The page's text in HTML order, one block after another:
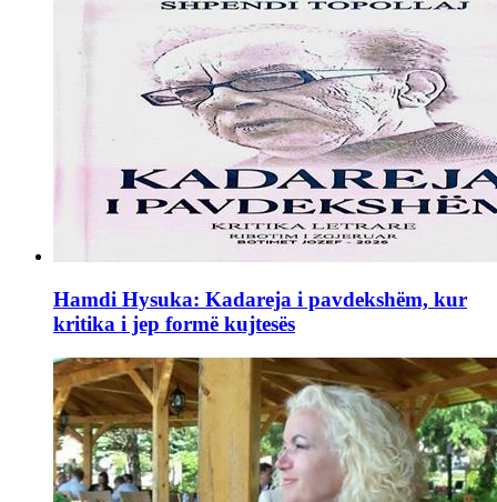
Hamdi Hysuka: Kadareja i pavdekshëm, kur
kritika i jep formë kujtesës